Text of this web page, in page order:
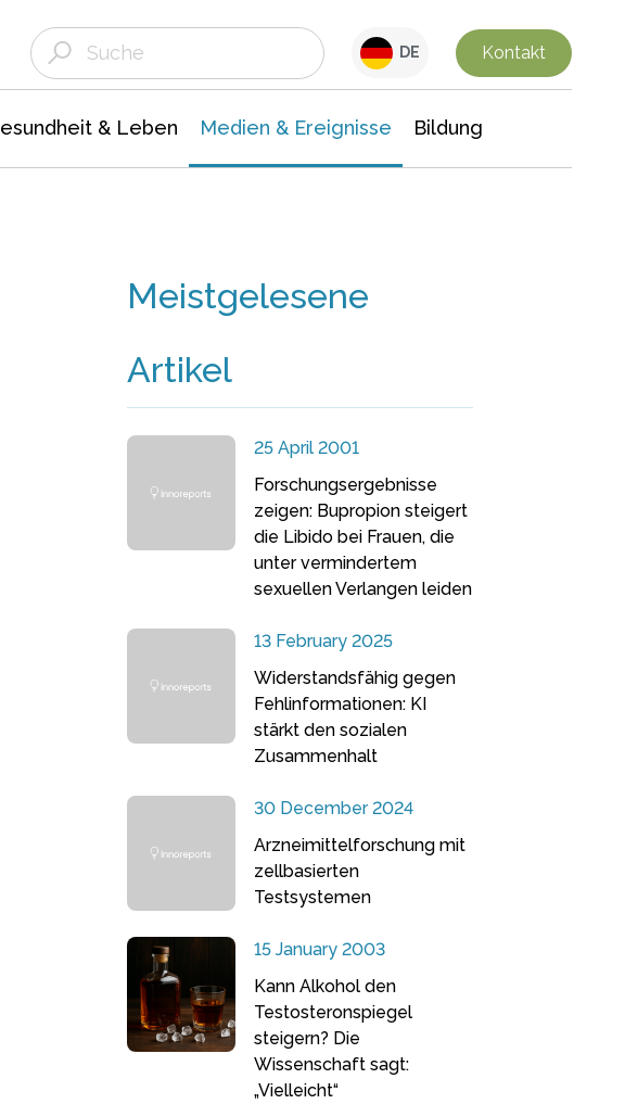
DE Kontakt
& Leben Medien & Ereignisse Bildung
Meistgelesene
Artikel
25 April 2001
Forschungsergebnisse
zeigen: Bupropion steigert
die Libido bei Frauen, die
unter vermindertem
sexuellen Verlangen leiden
13 February 2025
Widerstandsfähig gegen
Fehlinformationen: KI
stärkt den sozialen
Zusammenhalt
30 December 2024
Arzneimittelforschung mit
zellbasierten
Testsystemen
15 January 2003
Kann Alkohol den
Testosteronspiegel
steigern? Die
Wissenschaft sagt:
„Vielleicht“